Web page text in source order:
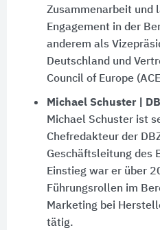
Zusammen­arbeit und
Engagement in der
anderem als
Deutschland und
Council of Europe
Michael Schuster |
Michael Schuster ist
Chefredakteur der
Geschäfts­leitung des
Einstieg war er über
Führungs­rollen im
Marketing bei
tätig.